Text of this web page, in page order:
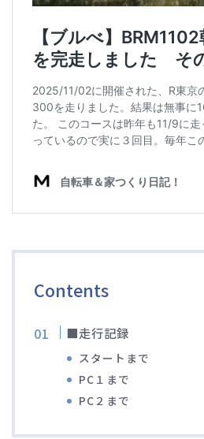
ブルべレポート2024
ブルべレポート2023
ブルベレポート2022
ブルべレポート2021
ブルベレポート2020
ブルベレポート2016
ブルべレポート2015
Contents
■走行記録
スタートまで
PC１まで
PC２まで